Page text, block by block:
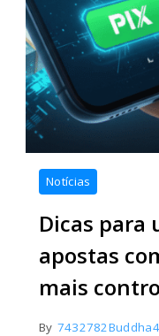
Notícias
Dicas para
apostas
mais
By